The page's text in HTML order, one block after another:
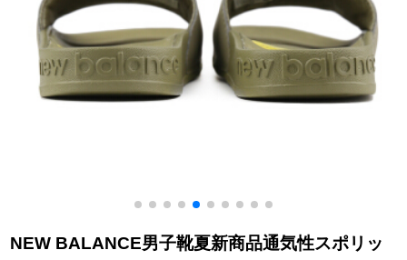
NEW BALANCE男子靴夏新商品通気性スポリッ